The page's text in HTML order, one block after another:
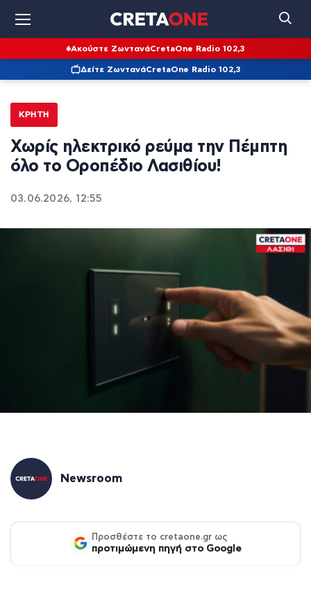
Ακούστε ΖωντανάCretaOne Radio 102,3
Δείτε ΖωντανάCretaOne Radio 102,3
ΚΡΉΤΗ
Χωρίς ηλεκτρικό ρεύμα την Πέμπτη
όλο το Οροπέδιο Λασιθίου!
03.06.2026, 12:55
Newsroom
Προσθέστε το cretaone.gr ως
προτιμώμενη πηγή στο Google